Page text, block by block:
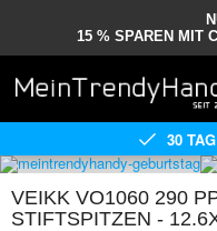
15 % SPAREN MIT
30
VEIKK VO1060 290
STIFTSPITZEN -